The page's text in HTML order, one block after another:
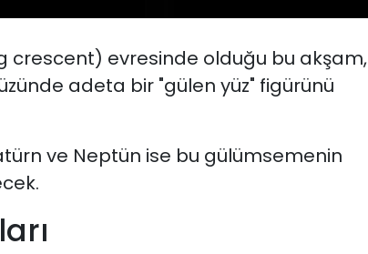
crescent) evresinde olduğu bu akşam,
adeta bir "gülen yüz" figürünü
ve Neptün ise bu gülümsemenin